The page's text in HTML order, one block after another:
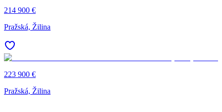
214 900 €
Pražská, Žilina
223 900 €
Pražská, Žilina